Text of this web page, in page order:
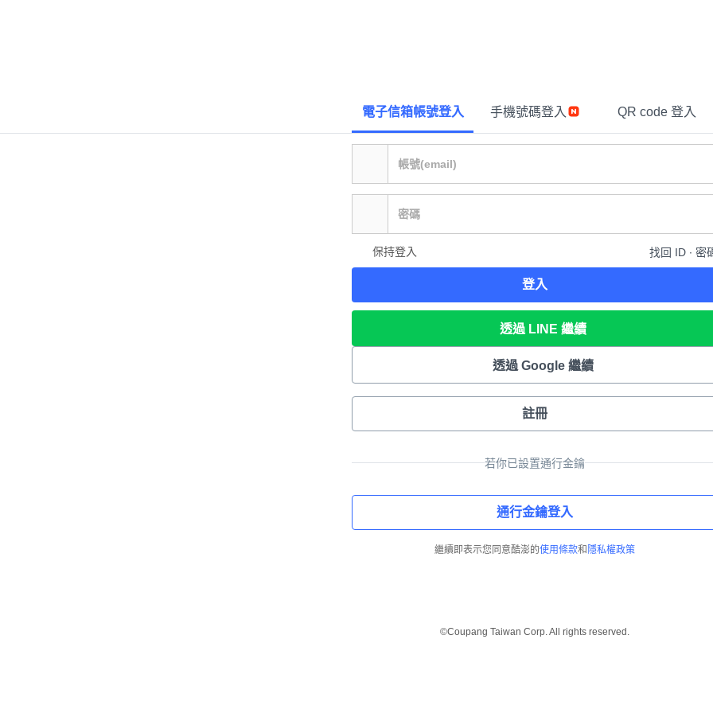
電子信箱帳號登入 手機號碼登入 QR code 登入
保持登入 找回 ID ∙ 密
登入
透過 LINE 繼續
透過 Google 繼續
註冊
若你已設置通行金鑰
通行金鑰登入
繼續即表示您同意酷澎的使用條款和 隱私權政策
©Coupang Taiwan Corp. All rights reserved.